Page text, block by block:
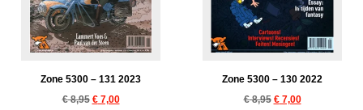
Zone 5300 – 131 2023
€8,95 €7,00
Zone 5300 – 130 2022
€8,95 €7,00